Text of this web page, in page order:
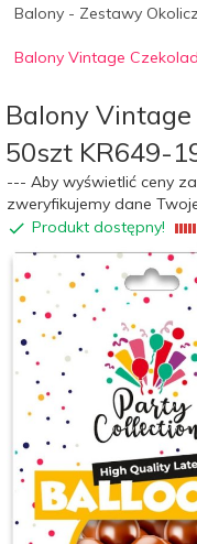
Balony - Zestawy
Balony Vintage
Balony
50szt KR649-
--- Aby wyświetlić ceny
zweryfikujemy dane
Produkt dostępny!